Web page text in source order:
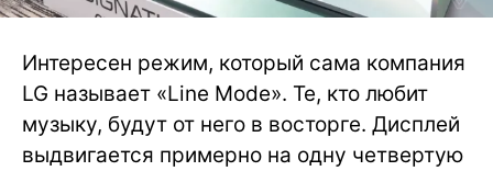
Интересен режим, который сама компания
LG называет «Line Mode». Те, кто любит
музыку, будут от него в восторге. Дисплей
выдвигается примерно на одну четвертую